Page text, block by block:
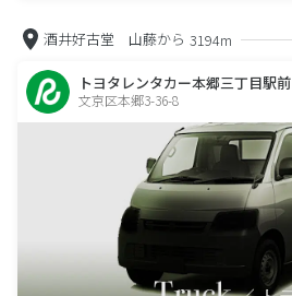
酒井好古堂 山藤から 3194m
トヨタレンタカー本郷三丁目駅前
文京区本郷3-36-8